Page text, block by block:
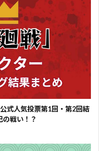
式人気投票第1回・第2回結
の戦い！？